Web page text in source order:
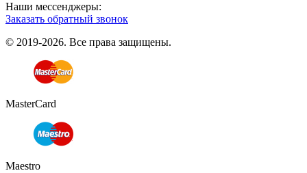
Наши мессенджеры:
Заказать обратный звонок
© 2019-2026. Все права защищены.
MasterCard
Maestro